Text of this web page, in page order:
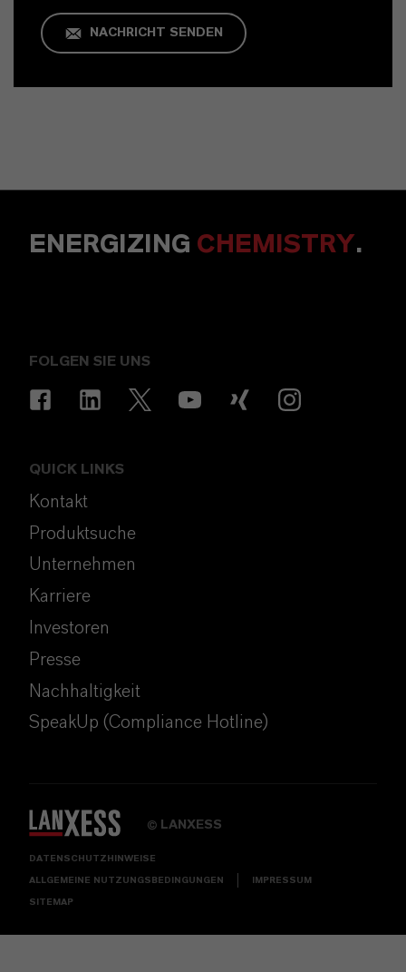
NACHRICHT SENDEN
ENERGIZING CHEMISTRY.
FOLGEN SIE UNS
QUICK LINKS
Kontakt
Produktsuche
Unternehmen
Karriere
Investoren
Presse
Nachhaltigkeit
SpeakUp (Compliance Hotline)
© LANXESS
DATENSCHUTZHINWEISE
ALLGEMEINE NUTZUNGSBEDINGUNGEN IMPRESSUM
SITEMAP